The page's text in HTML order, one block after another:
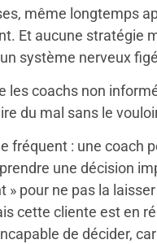
même longtemps
Et aucune stratégie
système nerveux
les coachs non
du mal sans le
fréquent : une coach
une décision
» pour ne pas la
cette cliente est en
de décider,